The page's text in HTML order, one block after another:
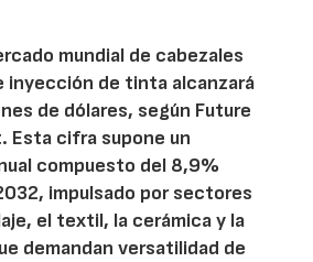
mundial de cabezales
inyección de tinta alcanzará
de dólares, según Future
Esta cifra supone un
compuesto del 8,9%
impulsado por sectores
el textil, la cerámica y la
demandan versatilidad de